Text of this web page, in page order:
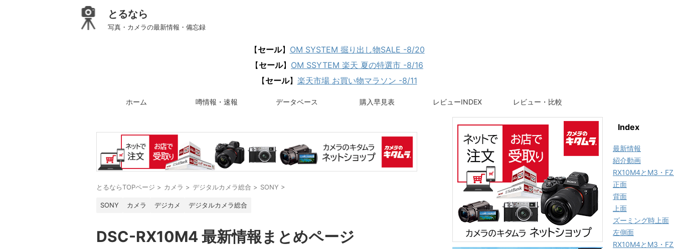
とるなら
写真・カメラの最新情報・備忘録
【セール】 OM SYSTEM 掘り出し物SALE -8/20
【セール】 OM SSYTEM 楽天 夏の特選市 -8/16
【セール】 楽天市場 お買い物マラソン -8/11
ホーム 噂情報・速報 データベース 購入早見表 レビューINDEX レビュー・比較
とるならTOPページ > カメラ > デジタルカメラ総合 > SONY >
SONY カメラ デジカメ デジタルカメラ総合
DSC-RX10M4 最新情報まとめページ
Index
最新情報
紹介動画
RX10M4とM3・
正面
背面
上面
ズーミング時上面
左側面
RX10M4とM3・